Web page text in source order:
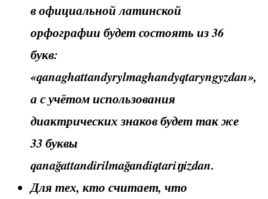
в официальной латинской
орфографии будет состоять из 36
букв:
«qanaghattandyrylmaghandyqtaryngyzdan»,
а с учётом использования
диактрических знаков будет так же
33 буквы
qanağattandirilmağandiqtariŋizdan.
Для тех, кто считает, что